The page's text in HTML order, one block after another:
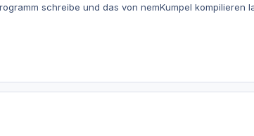
schreibe und das von nemKumpel